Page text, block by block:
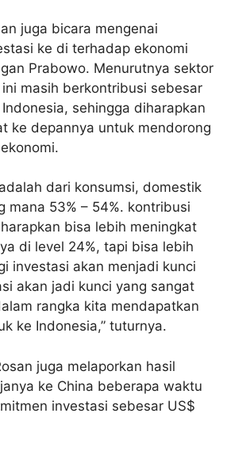
juga bicara mengenai
ke di terhadap ekonomi
Prabowo. Menurutnya sektor
masih berkontribusi sebesar
Indonesia, sehingga diharapkan
ke depannya untuk mendorong
dari konsumsi, domestik
mana 53% – 54%. kontribusi
bisa lebih meningkat
di level 24%, tapi bisa lebih
investasi akan menjadi kunci
akan jadi kunci yang sangat
rangka kita mendapatkan
ke Indonesia,” tuturnya.
juga melaporkan hasil
ke China beberapa waktu
investasi sebesar US$